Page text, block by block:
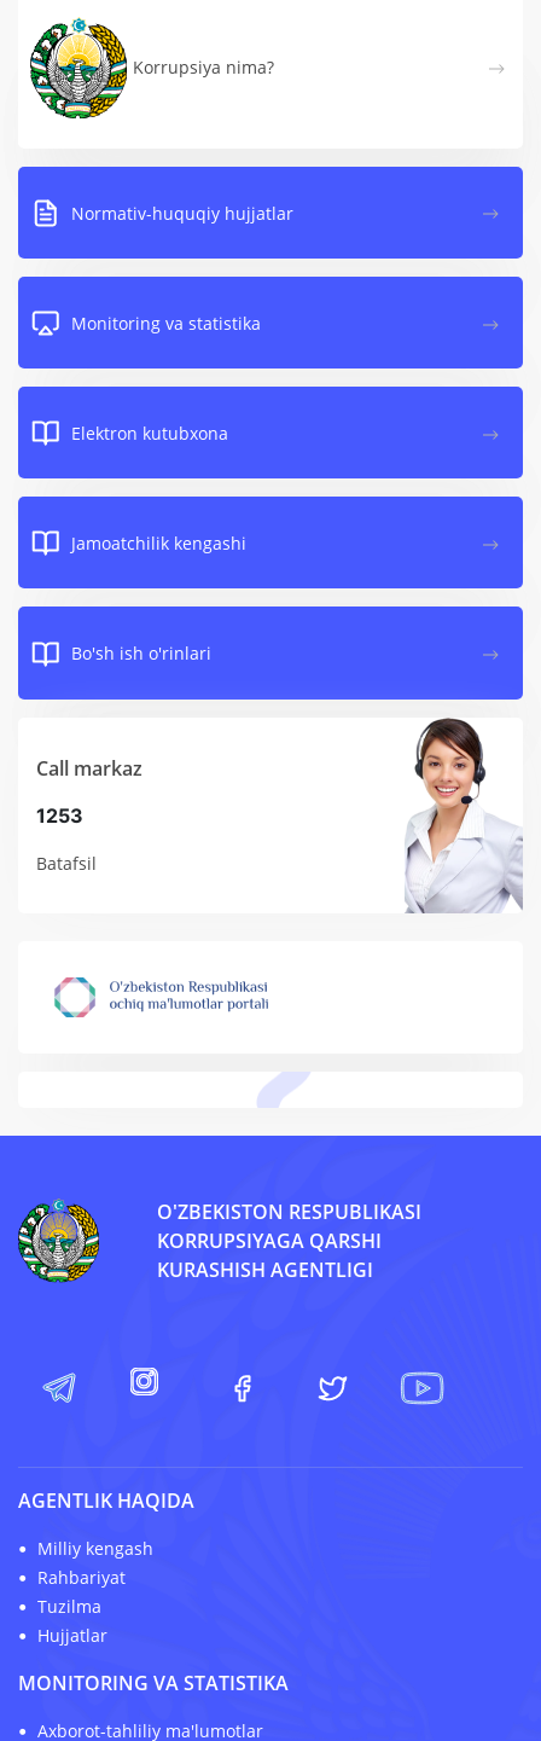
Korrupsiya nima?
Normativ-huquqiy hujjatlar
Monitoring va statistika
Elektron kutubxona
Jamoatchilik kengashi
Bo'sh ish o'rinlari
Call markaz
1253
Batafsil
O'ZBEKISTON RESPUBLIKASI
KORRUPSIYAGA QARSHI
KURASHISH AGENTLIGI
AGENTLIK HAQIDA
Milliy kengash
Rahbariyat
Tuzilma
Hujjatlar
MONITORING VA STATISTIKA
Axborot-tahliliy ma'lumotlar